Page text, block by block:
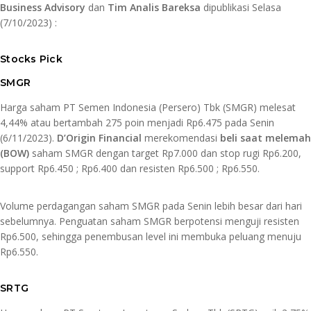
Business Advisory dan Tim Analis Bareksa dipublikasi Selasa
(7/10/2023) :
Stocks Pick
SMGR
Harga saham PT Semen Indonesia (Persero) Tbk (SMGR) melesat
4,44% atau bertambah 275 poin menjadi Rp6.475 pada Senin
(6/11/2023). D’Origin Financial merekomendasi beli saat melemah
(BOW) saham SMGR dengan target Rp7.000 dan stop rugi Rp6.200,
support Rp6.450 ; Rp6.400 dan resisten Rp6.500 ; Rp6.550.
Volume perdagangan saham SMGR pada Senin lebih besar dari hari
sebelumnya. Penguatan saham SMGR berpotensi menguji resisten
Rp6.500, sehingga penembusan level ini membuka peluang menuju
Rp6.550.
SRTG